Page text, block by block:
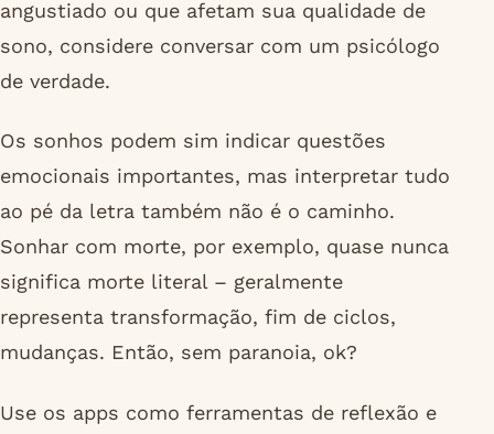
angustiado ou que afetam sua qualidade de
sono, considere conversar com um psicólogo
de verdade.
Os sonhos podem sim indicar questões
emocionais importantes, mas interpretar tudo
ao pé da letra também não é o caminho.
Sonhar com morte, por exemplo, quase nunca
significa morte literal – geralmente
representa transformação, fim de ciclos,
mudanças. Então, sem paranoia, ok?
Use os apps como ferramentas de reflexão e